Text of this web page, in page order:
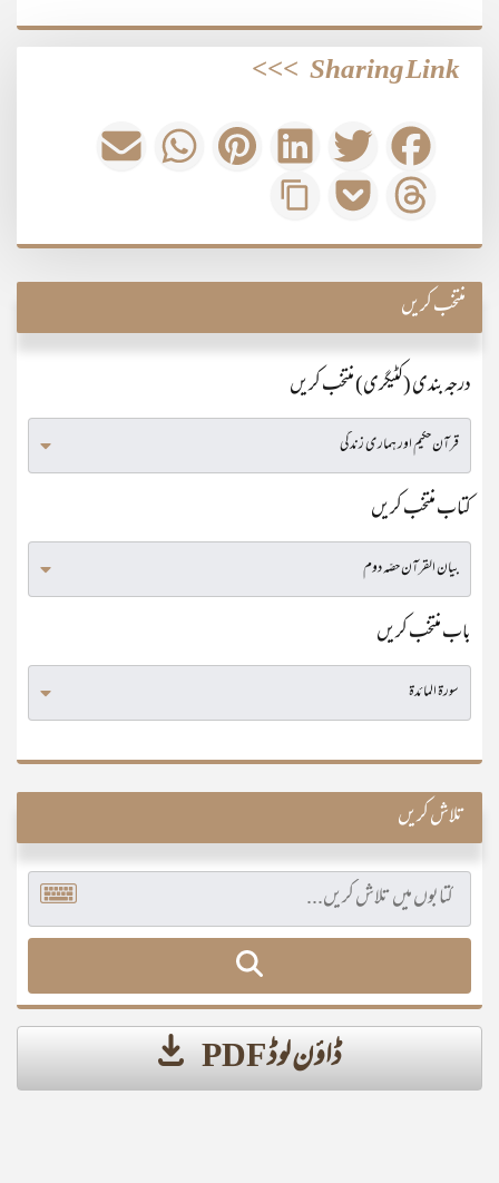
Sharing Link
>>>
منتخب کریں
درجہ بندی (کٹیگری) منتخب کریں
کتاب منتخب کریں
باب منتخب کریں
تلاش کریں
ڈاؤن لوڈ PDF